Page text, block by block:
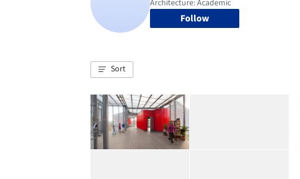
Follow
Sort